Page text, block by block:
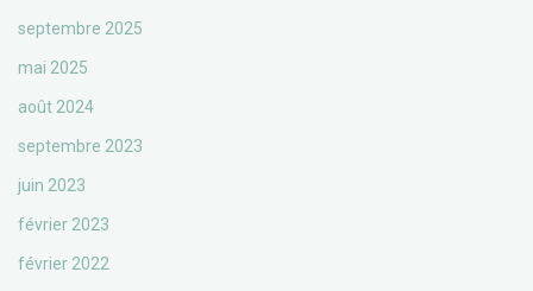
septembre 2025
mai 2025
août 2024
septembre 2023
juin 2023
février 2023
février 2022